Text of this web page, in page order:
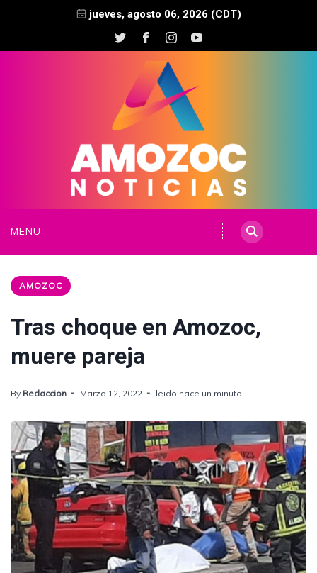
jueves, agosto 06, 2026 (CDT)
MENU
AMOZOC
Tras choque en Amozoc,
muere pareja
By Redaccion Marzo 12, 2022 leido hace un minuto